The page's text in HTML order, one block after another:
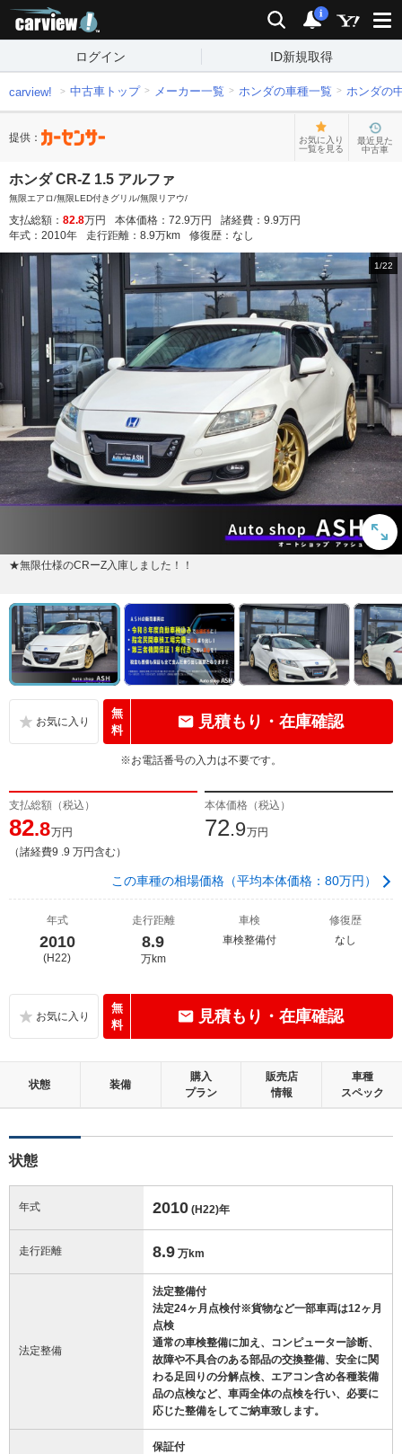
検索 通知
i
ログイン ID新規取得
carview! 中古車トップ メーカー一覧 ホンダの車種一覧 ホンダの
提供：
お気に入り
一覧を見る
最近見た
中古車
ホンダ CR-Z 1.5 アルファ
無限エアロ/無限LED付きグリル/無限リアウ/
支払総額： 82.8万円 本体価格： 72.9万円 諸経費： 9.9万円
年式： 2010年 走行距離： 8.9万km 修復歴： なし
1/22
★無限仕様のCRーZ入庫しました！！
無
料
見積もり・在庫確認
※お電話番号の入力は不要です。
支払総額（税込）
82.8万円
（諸経費9 .9 万円含む）
本体価格（税込）
72.9万円
この車種の相場価格（平均本体価格：80万円）
年式
2010
(H22)
走行距離
8.9
万km
車検
車検整備付
修復歴
なし
無
料
見積もり・在庫確認
状態 装備
購入
プラン
販売店
情報
車種
スペック
状態
年式 2010 (H22)年
走行距離 8.9 万km
法定整備
法定整備付
法定24ヶ月点検付※貨物など一部車両は12ヶ月
点検
通常の車検整備に加え、コンピューター診断、
故障や不具合のある部品の交換整備、安全に関
わる足回りの分解点検、エアコン含め各種装備
品の点検など、車両全体の点検を行い、必要に
応じた整備をしてご納車致します。
保証付